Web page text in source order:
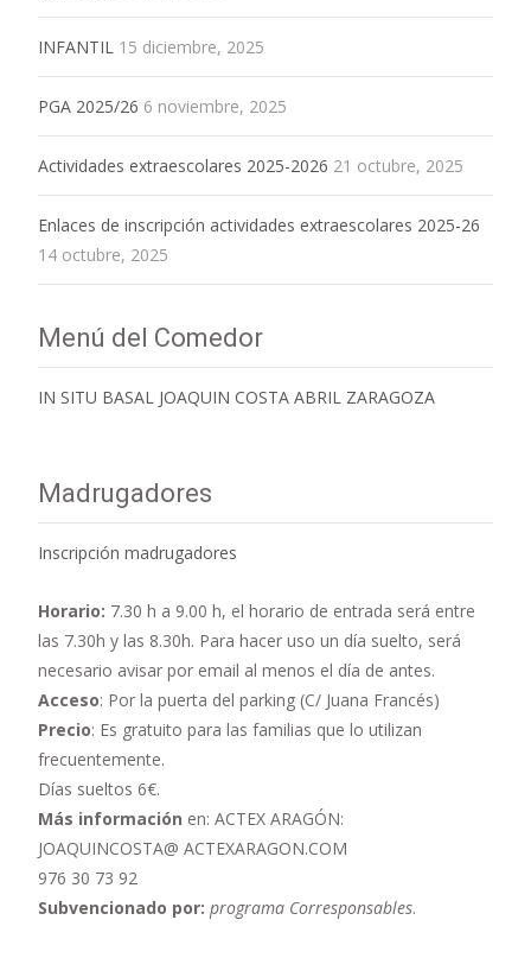
INFANTIL 15 diciembre, 2025
PGA 2025/26 6 noviembre, 2025
Actividades extraescolares 2025-2026 21 octubre, 2025
Enlaces de inscripción actividades extraescolares 2025-26
14 octubre, 2025
Menú del Comedor
IN SITU BASAL JOAQUIN COSTA ABRIL ZARAGOZA
Madrugadores
Inscripción madrugadores
Horario: 7.30 h a 9.00 h, el horario de entrada será entre
las 7.30h y las 8.30h. Para hacer uso un día suelto, será
necesario avisar por email al menos el día de antes.
Acceso: Por la puerta del parking (C/ Juana Francés)
Precio: Es gratuito para las familias que lo utilizan
frecuentemente.
Días sueltos 6€.
Más información en: ACTEX ARAGÓN:
JOAQUINCOSTA@ ACTEXARAGON.COM
976 30 73 92
Subvencionado por: programa Corresponsables.